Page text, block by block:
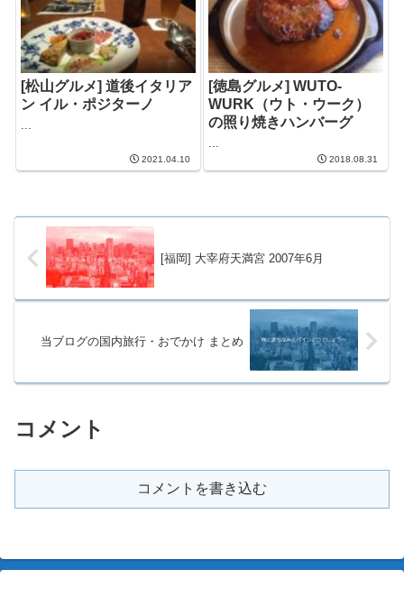
[松山グルメ] 道後イタリア
ン イル・ポジターノ
...
2021.04.10
[徳島グルメ] WUTO-
WURK（ウト・ウーク）
の照り焼きハンバーグ
...
2018.08.31
[福岡] 大宰府天満宮 2007年6月
当ブログの国内旅行・おでかけ まとめ
コメント
コメントを書き込む